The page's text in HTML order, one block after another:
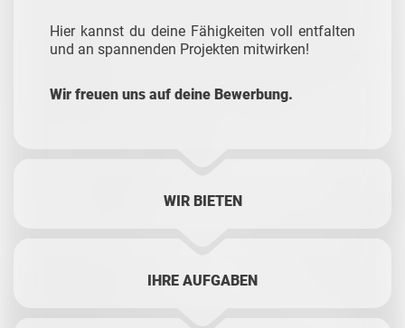
Hier kannst du deine Fähigkeiten voll entfalten
und an spannenden Projekten mitwirken!
Wir freuen uns auf deine Bewerbung.
WIR BIETEN
IHRE AUFGABEN